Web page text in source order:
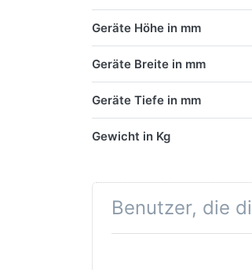
Geräte Höhe in mm
Geräte Breite in mm
Geräte Tiefe in mm
Gewicht in Kg
Benutzer, die